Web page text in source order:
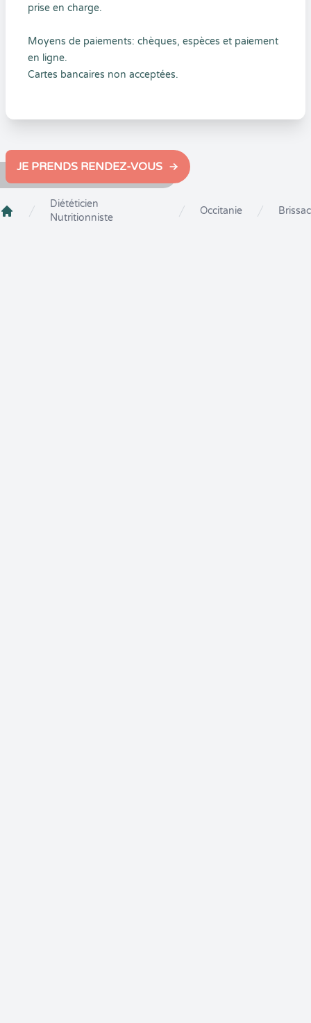
prise en charge.
Moyens de paiements: chèques, espèces et paiement
en ligne.
Cartes bancaires non acceptées.
JE PRENDS RENDEZ-VOUS
Crenolibre
Diététicien
Nutritionniste
Occitanie Brissac